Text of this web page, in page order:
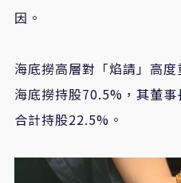
因。
海底撈高層對「焰請」高
海底撈持股70.5%，其董
合計持股22.5%。